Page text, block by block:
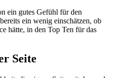
ein gutes Gefühl für den
ein wenig einschätzen, ob
hätte, in den Top Ten für das
Seite